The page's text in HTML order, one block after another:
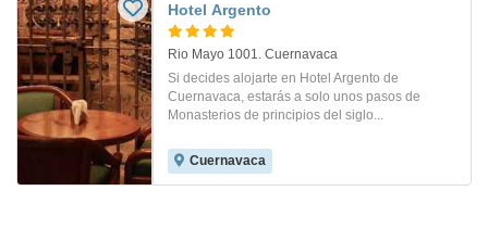
Hotel Argento
Rio Mayo 1001. Cuernavaca
Si decides alojarte en Hotel Argento de
Cuernavaca, estarás a solo unos pasos de
Monasterios de principios del siglo...
Cuernavaca